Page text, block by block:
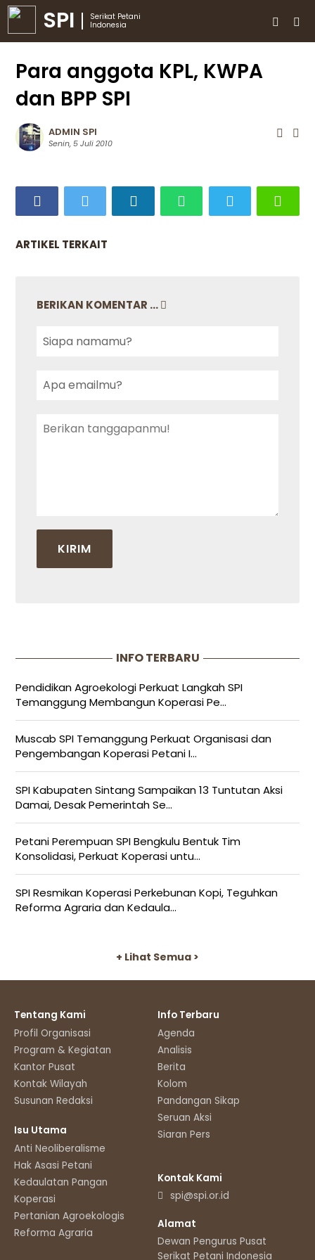
SPI
Serikat Petani
Indonesia
Para anggota KPL, KWPA
dan BPP SPI
ADMIN SPI
Senin, 5 Juli 2010
ARTIKEL TERKAIT
BERIKAN KOMENTAR ...
INFO TERBARU
Pendidikan Agroekologi Perkuat Langkah SPI
Temanggung Membangun Koperasi Pe...
Muscab SPI Temanggung Perkuat Organisasi dan
Pengembangan Koperasi Petani I...
SPI Kabupaten Sintang Sampaikan 13 Tuntutan Aksi
Damai, Desak Pemerintah Se...
Petani Perempuan SPI Bengkulu Bentuk Tim
Konsolidasi, Perkuat Koperasi untu...
SPI Resmikan Koperasi Perkebunan Kopi, Teguhkan
Reforma Agraria dan Kedaula...
+ Lihat Semua >
Tentang Kami
Profil Organisasi
Program & Kegiatan
Kantor Pusat
Kontak Wilayah
Susunan Redaksi
Isu Utama
Anti Neoliberalisme
Hak Asasi Petani
Kedaulatan Pangan
Koperasi
Pertanian Agroekologis
Reforma Agraria
Info Terbaru
Agenda
Analisis
Berita
Kolom
Pandangan Sikap
Seruan Aksi
Siaran Pers
Kontak Kami
spi@spi.or.id
Alamat
Dewan Pengurus Pusat
Serikat Petani Indonesia